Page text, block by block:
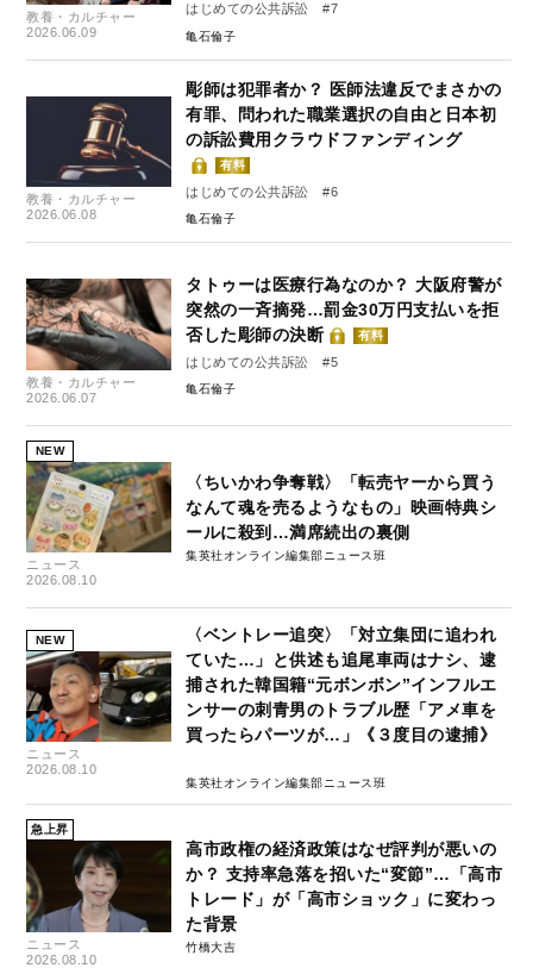
教養・カルチャー
2026.06.09
はじめての公共訴訟 #7
亀石倫子
教養・カルチャー
2026.06.08
彫師は犯罪者か？ 医師法違反でまさかの
有罪、問われた職業選択の自由と日本初
の訴訟費用クラウドファンディング
有料
はじめての公共訴訟 #6
亀石倫子
教養・カルチャー
2026.06.07
タトゥーは医療行為なのか？ 大阪府警が
突然の一斉摘発…罰金30万円支払いを拒
否した彫師の決断
有料
はじめての公共訴訟 #5
亀石倫子
NEW
ニュース
2026.08.10
〈ちいかわ争奪戦〉「転売ヤーから買う
なんて魂を売るようなもの」映画特典シ
ールに殺到…満席続出の裏側
集英社オンライン編集部ニュース班
NEW
ニュース
2026.08.10
〈ベントレー追突〉「対立集団に追われ
ていた…」と供述も追尾車両はナシ、逮
捕された韓国籍“元ボンボン”インフルエ
ンサーの刺青男のトラブル歴「アメ車を
買ったらパーツが…」《３度目の逮捕》
集英社オンライン編集部ニュース班
急上昇
ニュース
2026.08.10
高市政権の経済政策はなぜ評判が悪いの
か？ 支持率急落を招いた“変節”…「高市
トレード」が「高市ショック」に変わっ
た背景
竹橋大吉